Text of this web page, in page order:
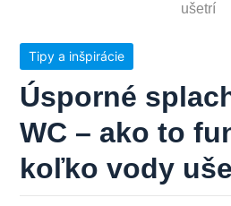
ušetrí
Tipy a inšpirácie
Úsporné
WC – ako to
koľko vody